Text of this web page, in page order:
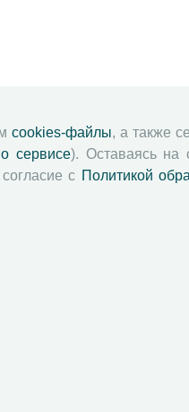
cookies-файлы, а также
сервисе). Оставаясь на
с Политикой